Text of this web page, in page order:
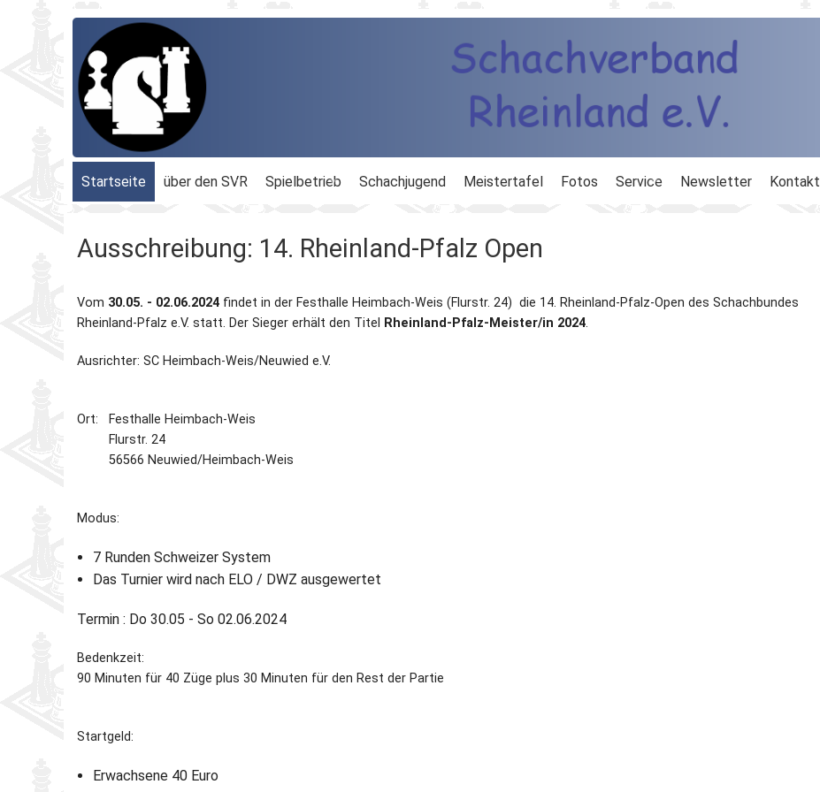
Startseite über den SVR
Beauftragte
Schachbezirke
Geschichte
Partner
Spielbetrieb
Blitz-MM
Schachjugend Meistertafel Fotos Service
DWZ
Newsletter Kontakt
Ausschreibung: 14. Rheinland-Pfalz Open
Vom 30.05. - 02.06.2024 findet in der Festhalle Heimbach-Weis (Flurstr. 24) die 14. Rheinland-Pfalz-Open des Schachbundes
Rheinland-Pfalz e.V. statt. Der Sieger erhält den Titel
Rheinland-Pfalz-Meister/in 2024.
Ausrichter: SC Heimbach-Weis/Neuwied e.V.
Ort: Festhalle Heimbach-Weis
Flurstr. 24
56566 Neuwied/Heimbach-Weis
Modus:
7 Runden Schweizer System
Das Turnier wird nach ELO / DWZ ausgewertet
Termin : Do 30.05 - So 02.06.2024
Bedenkzeit:
90 Minuten für 40 Züge plus 30 Minuten für den Rest der Partie
Startgeld:
Erwachsene 40 Euro